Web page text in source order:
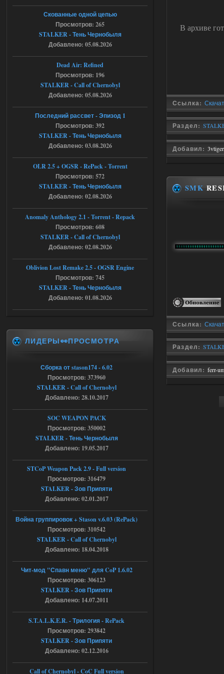
В архиве
Ссылка:
Раздел:
Добавил: 3vtiger
SMK
Ссылка:
Раздел:
Добавил: ferr-
Stalker-Mods-Clan-su
Доступно только для пользователей
Ответить ➤
05.08.2026
Тайна Зоны - Remaster 2026
AndreySA
патч я установил после
установки мода, да, ладно,
наверное вы правы придется ожидать
Тайна Зоны - Remaster 2026
Stalker-Mods-Clan-su
Доступно только для пользователей
Ответить ➤
Тайна Зоны - Remaster 2026
20:25
AndreySA
[05.08.26
20:23:10.934] [17468]
FATAL ERROR
[error]Expression : FATAL ERROR
t_engine.cpp
[error]Description :
shadow of
chernobyl\gamedata\scripts\xr_camper.sc
ript:510: attempt to index local 'manager'
(a nil value)
Вылет после захода в Припять.
Ответить ➤
05.08.2026
Скованные одной цепью
r4908778
с избавлением от баласта,
доходяга.
Ответить ➤
05.08.2026
Путь во мгле + GUNSLINGER mod
Stalker-Mods-Clan-su
Доступно только для пользователей
05.08.2026
Путь во мгле + GUNSLINGER mod
16:09
stalker673920
где пароль?
Скованные одной цепью
Просмотров: 265
STALKER - Тень Чернобыля
Добавлено: 05.08.2026
Dead Air: Refined
Просмотров: 196
STALKER - Call of Chernobyl
Добавлено: 05.08.2026
Последний рассвет - Эпизод 1
Просмотров: 392
STALKER - Тень Чернобыля
Добавлено: 03.08.2026
OLR 2.5 + OGSR - RePack - Torrent
Просмотров: 572
STALKER - Тень Чернобыля
Добавлено: 02.08.2026
Anomaly Anthology 2.1 - Torrent - Repack
Просмотров: 608
STALKER - Call of Chernobyl
Добавлено: 02.08.2026
Oblivion Lost Remake 2.5 - OGSR Engine
Просмотров: 745
STALKER - Тень Чернобыля
Добавлено: 01.08.2026
ЛИДЕРЫ👀ПРОСМОТРА
Сборка от stason174 - 6.02
Просмотров: 373960
STALKER - Call of Chernobyl
Добавлено: 28.10.2017
SOC WEAPON PACK
Просмотров: 350002
STALKER - Тень Чернобыля
Добавлено: 19.05.2017
STCoP Weapon Pack 2.9 - Full version
Просмотров: 316479
STALKER - Зов Припяти
Добавлено: 02.01.2017
Война группировок + Stason v.6.03 (RePack)
Просмотров: 310542
STALKER - Call of Chernobyl
Добавлено: 18.04.2018
Чит-мод "Спавн меню" для CoP 1.6.02
Просмотров: 306123
STALKER - Зов Припяти
Добавлено: 14.07.2011
S.T.A.L.K.E.R. - Трилогия - RePack
Просмотров: 293842
STALKER - Зов Припяти
Добавлено: 02.12.2016
Call of Chernobyl - CoC Full version